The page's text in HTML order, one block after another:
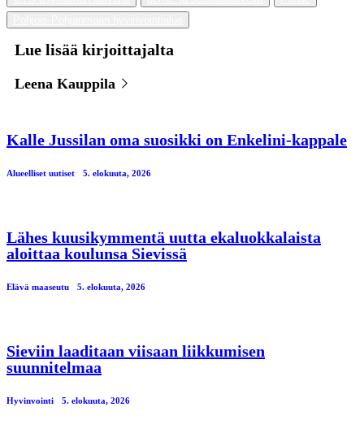
Lue lisää kirjoittajalta
Leena Kauppila
Kalle Jussilan oma suosikki on Enkelini-kappale
Alueelliset uutiset 5. elokuuta, 2026
Lähes kuusikymmentä uutta ekaluokkalaista
aloittaa koulunsa Sievissä
Elävä maaseutu 5. elokuuta, 2026
Sieviin laaditaan viisaan liikkumisen
suunnitelmaa
Hyvinvointi 5. elokuuta, 2026